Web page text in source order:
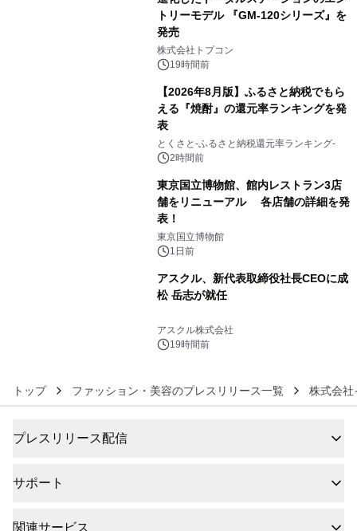
トリーモデル 『GM-120シリーズ』を
発売
株式会社トプコン
19時間前
【2026年8月版】ふるさと納税でもら
える『焼酎』の還元率ランキングを発
表
とくさと-ふるさと納税還元率ランキング-
2時間前
東京国立博物館、館内レストラン3店
舗をリニューアル 各店舗の詳細を発
表！
東京国立博物館
1日前
アスクル、新代表取締役社長CEOに成
松 岳志が就任
アスクル株式会社
19時間前
トップ ファッション・美容のプレスリリース一覧 株式会社
プレスリリース配信
サポート
関連サービス